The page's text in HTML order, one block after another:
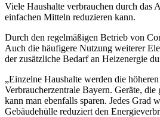
Viele Haushalte verbrauchen durch das
einfachen Mitteln reduzieren kann.
Durch den regelmäßigen Betrieb von
Auch die häufigere Nutzung weiterer
der zusätzliche Bedarf an Heizenergie
„Einzelne Haushalte werden die
Verbraucherzentrale Bayern. Geräte,
kann man ebenfalls sparen. Jedes Grad
Gebäudehülle reduziert den